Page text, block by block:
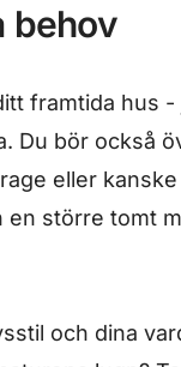
behov
framtida hus
Du bör också
eller
en större tomt
och dina